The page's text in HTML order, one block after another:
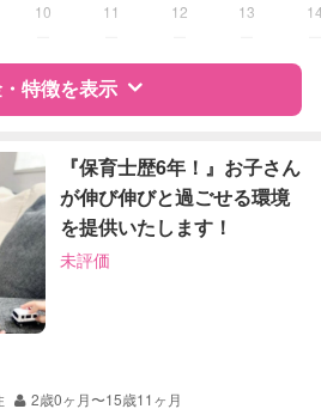
10 11 12 13
特徴を表示
ー
企業型割引対象(旧内閣府補助対象)
自治体届出済ベビーシッター
保育士
『保育士歴6年！』お子さん
が伸び伸びと過ごせる環境
を提供いたします！
未評価
2歳0ヶ月〜15歳11ヶ月